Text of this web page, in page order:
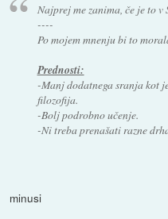
Najprej me zanima, če je to
----
Po mojem mnenju bi to
Prednosti:
-Manj dodatnega sranja kot
filozofija.
-Bolj podrobno učenje.
-Ni treba prenašati razne
minusi